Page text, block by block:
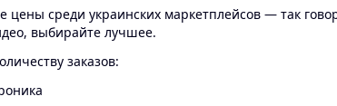
цены среди украинских маркетплейсов — так
выбирайте лучшее.
заказов: